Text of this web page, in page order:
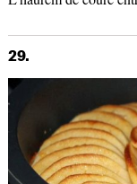
29.